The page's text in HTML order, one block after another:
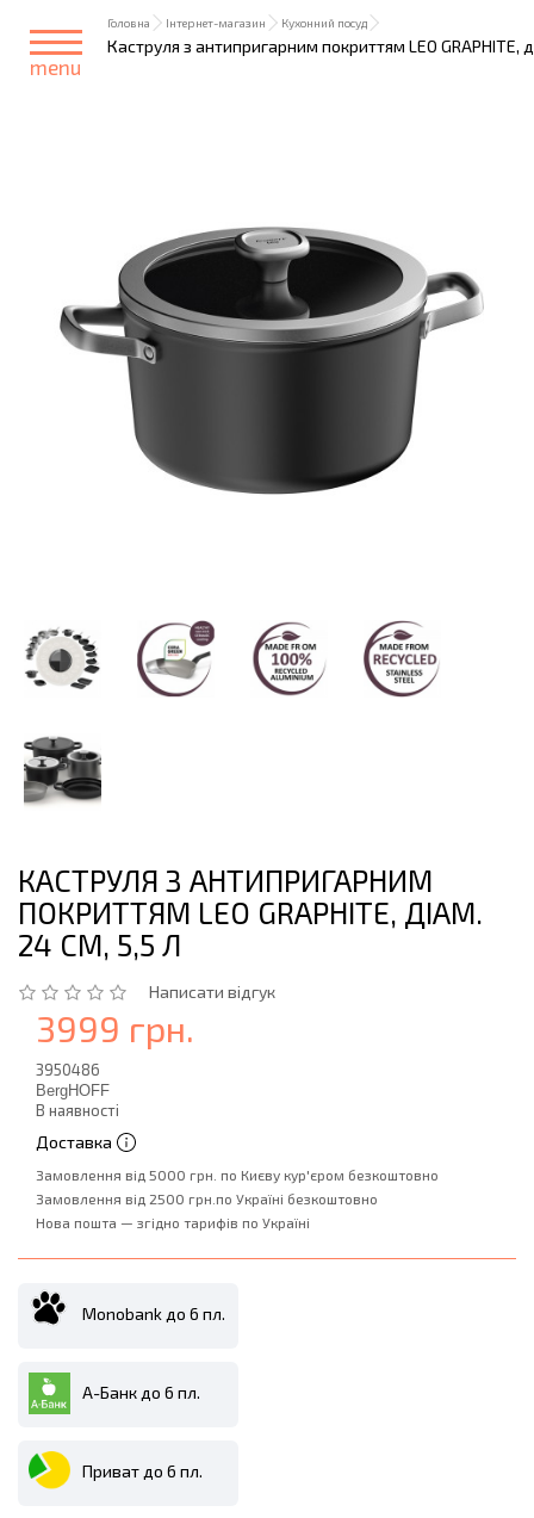
menu
Головна Інтернет-магазин Кухонний посуд
Каструля з антипригарним покриттям LEO GRAPHITE,
КАСТРУЛЯ З АНТИПРИГАРНИМ
ПОКРИТТЯМ LEO GRAPHITE, ДIАМ.
24 СМ, 5,5 Л
Написати відгук
3999 грн.
3950486
BergHOFF
В наявності
Доставка
Замовлення від 5000 грн. по Києву кур'єром безкоштовно
Замовлення від 2500 грн.по Україні безкоштовно
Нова пошта — згідно тарифів по Україні
Monobank до 6 пл.
А-Банк до 6 пл.
Приват до 6 пл.